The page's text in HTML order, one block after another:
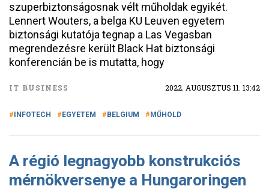
szuperbiztonságosnak vélt műholdak egyikét.
Lennert Wouters, a belga KU Leuven egyetem
biztonsági kutatója tegnap a Las Vegasban
megrendezésre került Black Hat biztonsági
konferencián be is mutatta, hogy
IT BUSINESS 2022. AUGUSZTUS 11. 13:42
INFOTECH EGYETEM BELGIUM MŰHOLD
A régió legnagyobb konstrukciós
mérnökversenye a Hungaroringen